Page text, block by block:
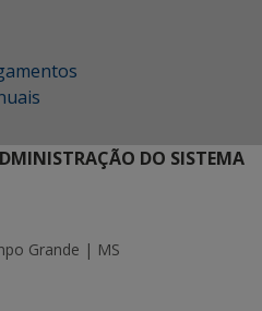
DO SISTEMA
Grande | MS